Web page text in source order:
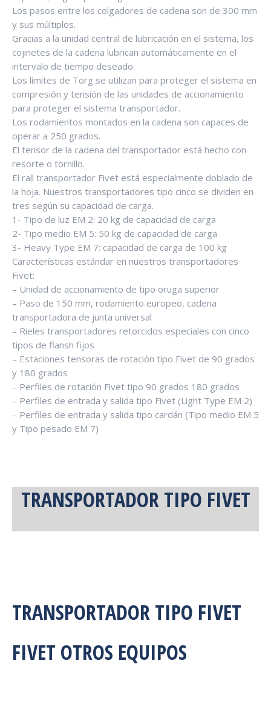
Los pasos entre los colgadores de cadena son de 300 mm
y sus múltiplos.
Gracias a la unidad central de lubricación en el sistema, los
cojinetes de la cadena lubrican automáticamente en el
intervalo de tiempo deseado.
Los límites de Torg se utilizan para proteger el sistema en
compresión y tensión de las unidades de accionamiento
para proteger el sistema transportador.
Los rodamientos montados en la cadena son capaces de
operar a 250 grados.
El tensor de la cadena del transportador está hecho con
resorte o tornillo.
El raíl transportador Fivet está especialmente doblado de
la hoja. Nuestros transportadores tipo cinco se dividen en
tres según su capacidad de carga.
1- Tipo de luz EM 2: 20 kg de capacidad de carga
2- Tipo medio EM 5: 50 kg de capacidad de carga
3- Heavy Type EM 7: capacidad de carga de 100 kg
Características estándar en nuestros transportadores
Fivet:
– Unidad de accionamiento de tipo oruga superior
– Paso de 150 mm, rodamiento europeo, cadena
transportadora de junta universal
– Rieles transportadores retorcidos especiales con cinco
tipos de flansh fijos
– Estaciones tensoras de rotación tipo Fivet de 90 grados
y 180 grados
– Perfiles de rotación Fivet tipo 90 grados 180 grados
– Perfiles de entrada y salida tipo Fivet (Light Type EM 2)
– Perfiles de entrada y salida tipo cardán (Tipo medio EM 5
y Tipo pesado EM 7)
TRANSPORTADOR TIPO FIVET
TRANSPORTADOR TIPO FIVET
FIVET OTROS EQUIPOS